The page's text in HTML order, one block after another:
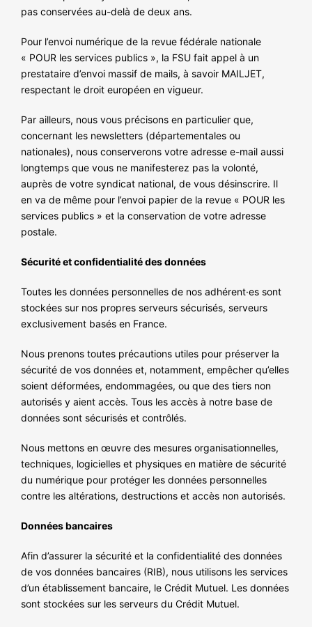
pas conservées au-delà de deux ans.
Pour l’envoi numérique de la revue fédérale nationale
« POUR les services publics », la FSU fait appel à un
prestataire d’envoi massif de mails, à savoir MAILJET,
respectant le droit européen en vigueur.
Par ailleurs, nous vous précisons en particulier que,
concernant les newsletters (départementales ou
nationales), nous conserverons votre adresse e-mail aussi
longtemps que vous ne manifesterez pas la volonté,
auprès de votre syndicat national, de vous désinscrire. Il
en va de même pour l’envoi papier de la revue « POUR les
services publics » et la conservation de votre adresse
postale.
Sécurité et confidentialité des données
Toutes les données personnelles de nos adhérent·es sont
stockées sur nos propres serveurs sécurisés, serveurs
exclusivement basés en France.
Nous prenons toutes précautions utiles pour préserver la
sécurité de vos données et, notamment, empêcher qu’elles
soient déformées, endommagées, ou que des tiers non
autorisés y aient accès. Tous les accès à notre base de
données sont sécurisés et contrôlés.
Nous mettons en œuvre des mesures organisationnelles,
techniques, logicielles et physiques en matière de sécurité
du numérique pour protéger les données personnelles
contre les altérations, destructions et accès non autorisés.
Données bancaires
Afin d’assurer la sécurité et la confidentialité des données
de vos données bancaires (RIB), nous utilisons les services
d’un établissement bancaire, le Crédit Mutuel. Les données
sont stockées sur les serveurs du Crédit Mutuel.